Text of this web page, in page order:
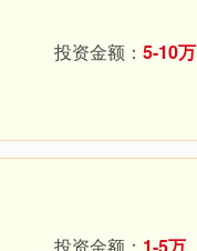
投资金额： 5-10万
投资金额： 1-5万